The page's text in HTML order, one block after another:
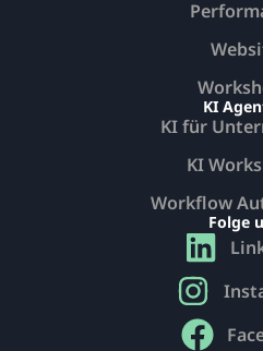
KI
KI für
KI
Workflow
Folge